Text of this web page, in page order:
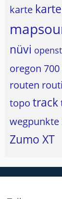
karte
nüvi
oregon 700
routen
topo track
wegpunkte
Zumo XT